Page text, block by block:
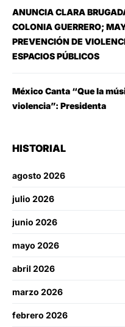
ANUNCIA CLARA
COLONIA GUERRERO;
PREVENCIÓN DE
ESPACIOS PÚBLICOS
México Canta “Que la
violencia”: Presidenta
HISTORIAL
agosto 2026
julio 2026
junio 2026
mayo 2026
abril 2026
marzo 2026
febrero 2026